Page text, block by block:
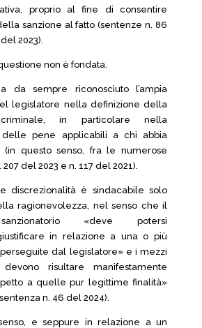
proprio al fine di consentire
sanzione al fatto (sentenze n. 86
2023).
non è fondata.
da sempre riconosciuto l’ampia
legislatore nella definizione della
in particolare nella
delle pene applicabili a chi abbia
(in questo senso, fra le numerose
del 2023 e n. 117 del 2021).
discrezionalità è sindacabile solo
ragionevolezza, nel senso che il
«deve potersi
in relazione a una o più
dal legislatore» e i mezzi
risultare manifestamente
a quelle pur legittime finalità»
n. 46 del 2024).
e seppure in relazione a un